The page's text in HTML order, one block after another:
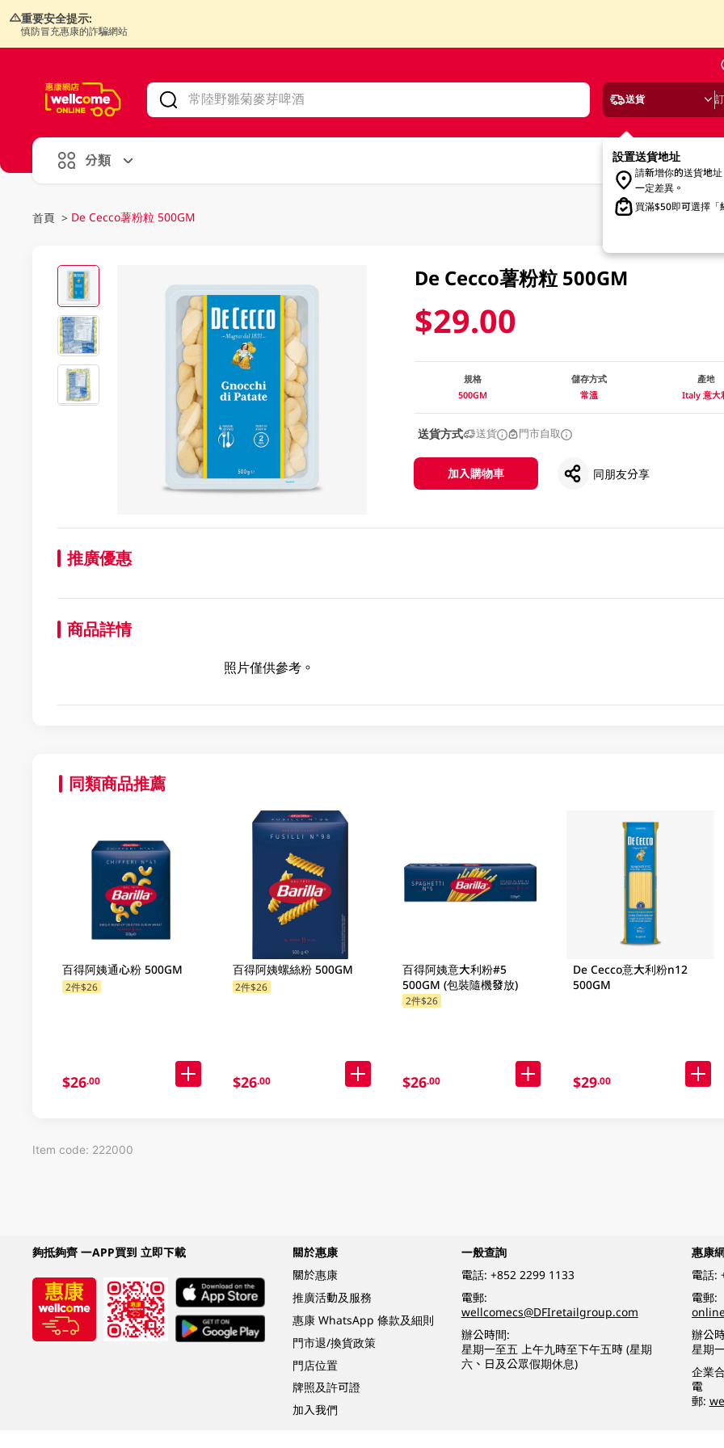
重要安全提示:
慎防冒充惠康的詐騙網站
送貨
設置送貨地址
請新增你的送貨地
一定差異。
買滿$50即可選擇「
分類
首頁 > De Cecco薯粉粒 500GM
De Cecco薯粉粒 500GM
$29.00
規格
500GM
儲存方式
常溫
產地
Italy 意大
送貨方式 送貨 門市自取
加入購物車 同朋友分享
推廣優惠
商品詳情
照片僅供參考。
同類商品推薦
百得阿姨通心粉 500GM
2件$26
$26.00
百得阿姨螺絲粉 500GM
2件$26
$26.00
百得阿姨意大利粉#5
500GM (包裝隨機發放)
2件$26
$26.00
De Cecco意大利粉n12
500GM
$29.00
Item code: 222000
夠抵夠齊 一APP買到 立即下載
關於惠康
關於惠康
推廣活動及服務
惠康 WhatsApp 條款及細則
門市退/換貨政策
門店位置
牌照及許可證
加入我們
一般查詢
電話: +852 2299 1133
電郵:
wellcomecs@DFIretailgroup.com
辦公時間:
星期一至五 上午九時至下午五時 (星期
六、日及公眾假期休息)
惠康
電話:
電郵:
辦公
星期
企業
電
郵: